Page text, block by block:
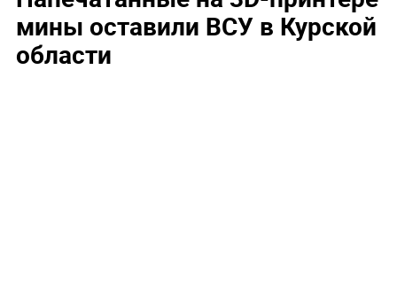
мины оставили ВСУ в Курской
области